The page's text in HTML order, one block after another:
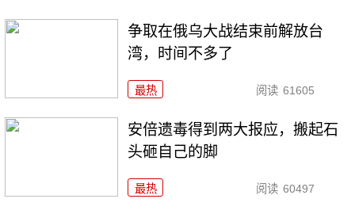
争取在俄乌大战结束前解放台
湾，时间不多了
最热 阅读 61605
安倍遗毒得到两大报应，搬起石
头砸自己的脚
最热 阅读 60497